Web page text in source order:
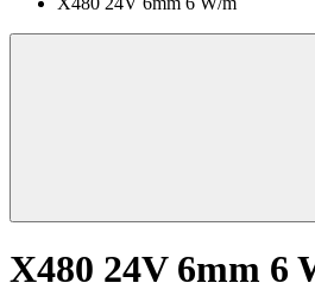
X480 24V 6mm 6